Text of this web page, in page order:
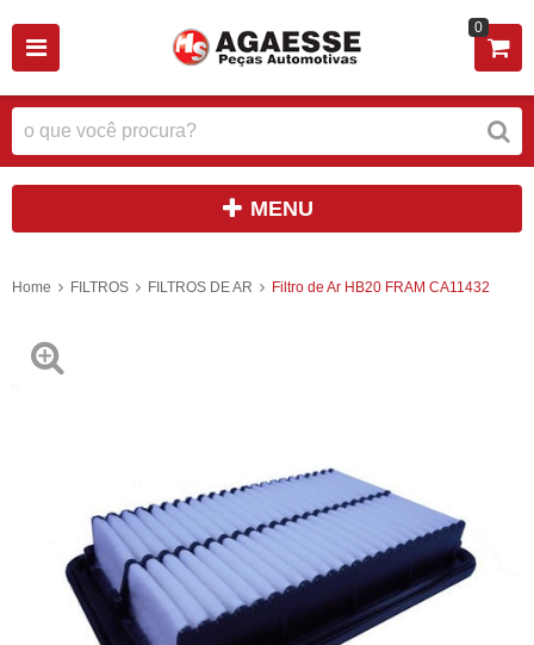
0
MENU
Home FILTROS FILTROS DE AR Filtro de Ar HB20 FRAM CA11432